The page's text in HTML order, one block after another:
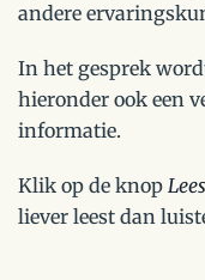
andere
In het gesprek
hieronder ook een
informatie.
Klik op de knop
liever leest dan